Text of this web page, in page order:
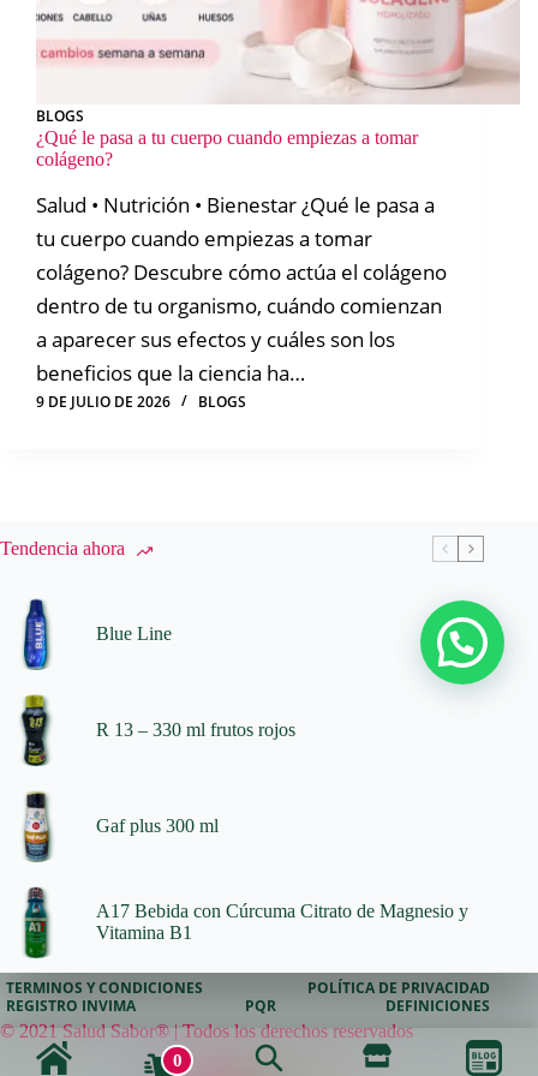
BLOGS
¿Qué le pasa a tu cuerpo cuando empiezas a tomar
colágeno?
Salud • Nutrición • Bienestar ¿Qué le pasa a
tu cuerpo cuando empiezas a tomar
colágeno? Descubre cómo actúa el colágeno
dentro de tu organismo, cuándo comienzan
a aparecer sus efectos y cuáles son los
beneficios que la ciencia ha…
9 DE JULIO DE 2026 BLOGS
Tendencia ahora
Blue Line
R 13 – 330 ml frutos rojos
Gaf plus 300 ml
A17 Bebida con Cúrcuma Citrato de Magnesio y
Vitamina B1
TERMINOS Y CONDICIONES
POLÍTICA DE PRIVACIDAD
REGISTRO INVIMA
PQR
DEFINICIONES
© 2021 Salud Sabor® | Todos los derechos reservados
0